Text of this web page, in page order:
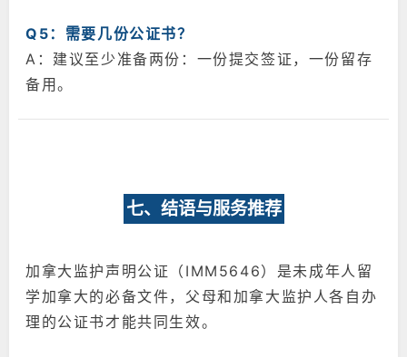
Q5：需要几份公证书？
A：建议至少准备两份：一份提交签证，一份留存
备用。
七、结语与服务推荐
加拿大监护声明公证（IMM5646）是未成年人留
学加拿大的必备文件，父母和加拿大监护人各自办
理的公证书才能共同生效。